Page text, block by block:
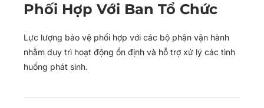
Phối Hợp Với Ban Tổ Chức
Lực lượng bảo vệ phối hợp với các bộ phận vận hành
nhằm duy trì hoạt động ổn định và hỗ trợ xử lý các tình
huống phát sinh.